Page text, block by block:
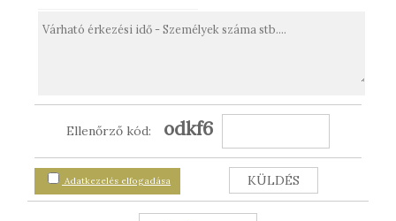
Ellenőrző kód: odkf6
Adatkezelés elfogadása